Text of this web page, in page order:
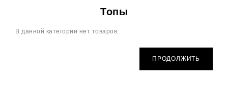
Топы
В данной категории нет товаров.
ПРОДОЛЖИТЬ